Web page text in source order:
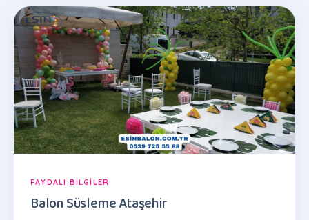
FAYDALI BILGILER
Balon Süsleme Ataşehir